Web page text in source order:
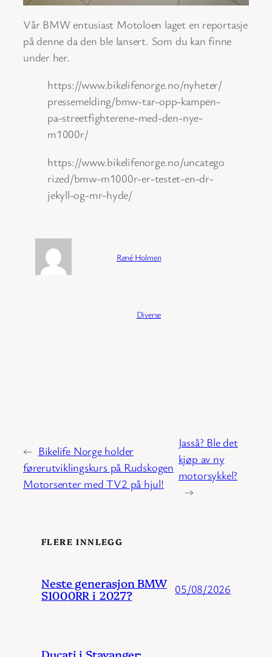
Vår BMW entusiast Motoloen laget en reportasje
på denne da den ble lansert. Som du kan finne
under her.
https://www.bikelifenorge.no/nyheter/
pressemelding/bmw-tar-opp-kampen-
pa-streetfighterene-med-den-nye-
m1000r/
https://www.bikelifenorge.no/uncatego
rized/bmw-m1000r-er-testet-en-dr-
jekyll-og-mr-hyde/
René Holmen
Diverse
← Bikelife Norge holder
førerutviklingskurs på Rudskogen
Motorsenter med TV2 på hjul!
Jasså? Ble det
kjøp av ny
motorsykkel?
→
FLERE INNLEGG
Neste generasjon BMW
S1000RR i 2027? 05/08/2026